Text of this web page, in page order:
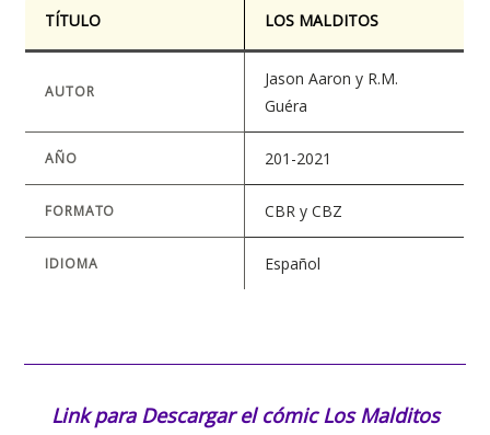
TÍTULO LOS MALDITOS
AUTOR
Jason Aaron y R.M.
Guéra
AÑO 201-2021
FORMATO CBR y CBZ
IDIOMA Español
Link para Descargar el cómic Los Malditos